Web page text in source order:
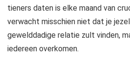
tieners daten is elke maand van
verwacht misschien niet dat je
gewelddadige relatie zult vinden,
iedereen overkomen.